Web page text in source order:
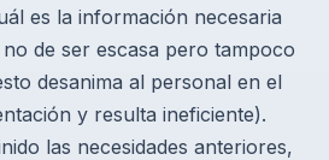
es la información necesaria
de ser escasa pero tampoco
desanima al personal en el
y resulta ineficiente).
las necesidades anteriores,